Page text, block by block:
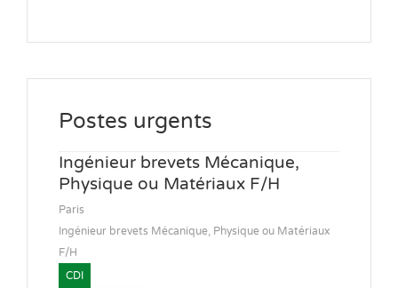
Postes urgents
Ingénieur brevets Mécanique,
Physique ou Matériaux F/H
Paris
Ingénieur brevets Mécanique, Physique ou Matériaux
F/H
CDI